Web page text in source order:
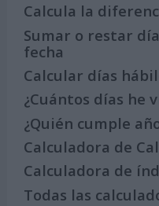
Calcula la
Sumar o restar
fecha
Calcular días
¿Cuántos días he
¿Quién cumple
Calculadora de
Calculadora de
Todas las